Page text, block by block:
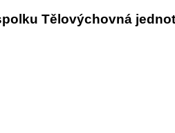
Tělovýchovná